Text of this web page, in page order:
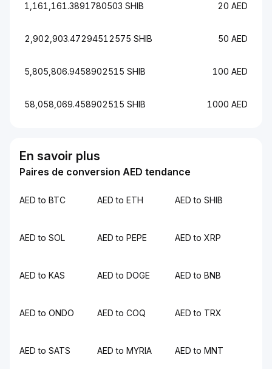
1,161,161.3891780503 SHIB 20 AED
2,902,903.47294512575 SHIB 50 AED
5,805,806.9458902515 SHIB 100 AED
58,058,069.458902515 SHIB 1000 AED
En savoir plus
Paires de conversion AED tendance
AED to BTC AED to ETH AED to SHIB
AED to SOL AED to PEPE AED to XRP
AED to KAS AED to DOGE AED to BNB
AED to ONDO AED to COQ AED to TRX
AED to SATS AED to MYRIA AED to MNT